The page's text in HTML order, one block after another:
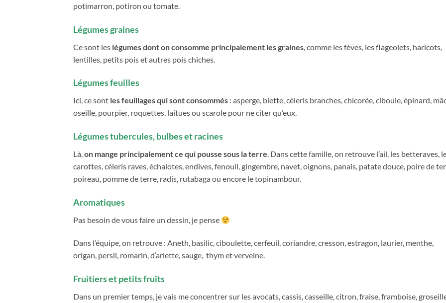
potimarron, potiron ou tomate.
Légumes graines
Ce sont les légumes dont on consomme principalement les graines , comme les fèves, les flageolets, haricots,
lentilles, petits pois et autres pois chiches.
Légumes feuilles
Ici, ce sont les feuillages qui sont consommés : asperge, blette, céleris branches, chicorée, ciboule, épinard,
oseille, pourpier, roquettes, laitues ou scarole pour ne citer qu’eux.
Légumes tubercules, bulbes et racines
Là,on mange principalement ce qui pousse sous la terre. Dans cette famille, on retrouve l’ail, les betteraves,
carottes, céleris raves, échalotes, endives, fenouil, gingembre, navet, oignons, panais, patate douce, poire de
poireau, pomme de terre, radis, rutabaga ou encore le topinambour.
Aromatiques
Pas besoin de vous faire un dessin, je pense
Dans l’équipe, on retrouve : Aneth, basilic, ciboulette, cerfeuil, coriandre, cresson, estragon, laurier, menthe,
origan, persil, romarin, d’ariette, sauge, thym et verveine.
Fruitiers et petits fruits
Dans un premier temps, je vais me concentrer sur les avocats, cassis, casseille, citron, fraise, framboise,